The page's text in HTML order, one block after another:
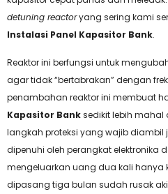
detuning reactoryang sering kami
Instalasi Panel Kapasitor Bank.
Reaktor ini berfungsi untuk
agar tidak “bertabrakan” dengan
penambahan reaktor ini membuat
Kapasitor Banksedikit lebih
langkah proteksi yang wajib
dipenuhi oleh perangkat elektronika
mengeluarkan uang dua kali hanya
dipasang tiga bulan sudah rusak